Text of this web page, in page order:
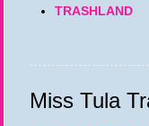
TRASHLAND
Miss Tula